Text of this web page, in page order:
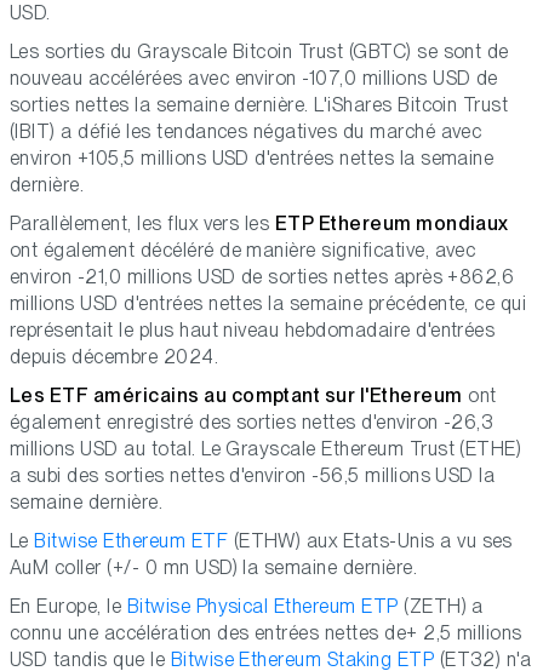
USD.
Les sorties du Grayscale Bitcoin Trust (GBTC) se sont de
nouveau accélérées avec environ -107,0 millions USD de
sorties nettes la semaine dernière. L'iShares Bitcoin Trust
(IBIT) a défié les tendances négatives du marché avec
environ +105,5 millions USD d'entrées nettes la semaine
dernière.
Parallèlement, les flux vers les ETP Ethereum mondiaux
ont également décéléré de manière significative, avec
environ -21,0 millions USD de sorties nettes après +862,6
millions USD d'entrées nettes la semaine précédente, ce qui
représentait le plus haut niveau hebdomadaire d'entrées
depuis décembre 2024.
Les ETF américains au comptant sur l'Ethereum ont
également enregistré des sorties nettes d'environ -26,3
millions USD au total. Le Grayscale Ethereum Trust (ETHE)
a subi des sorties nettes d'environ -56,5 millions USD la
semaine dernière.
Le Bitwise Ethereum ETF (ETHW) aux Etats-Unis a vu ses
AuM coller (+/- 0 mn USD) la semaine dernière.
En Europe, le Bitwise Physical Ethereum ETP (ZETH) a
connu une accélération des entrées nettes de+ 2,5 millions
USD tandis que le Bitwise Ethereum Staking ETP (ET32) n'a